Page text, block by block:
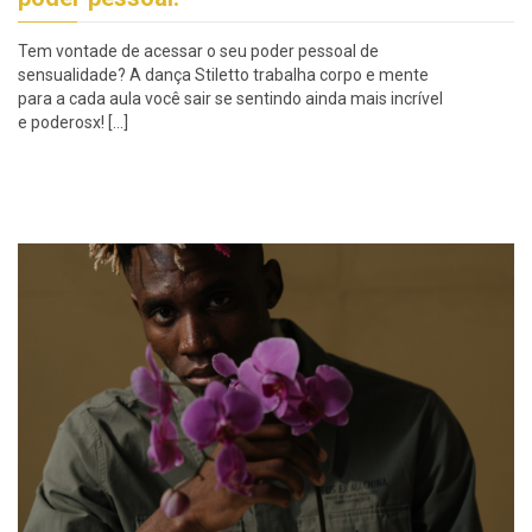
Tem vontade de acessar o seu poder pessoal de
sensualidade? A dança Stiletto trabalha corpo e mente
para a cada aula você sair se sentindo ainda mais incrível
e poderosx! […]